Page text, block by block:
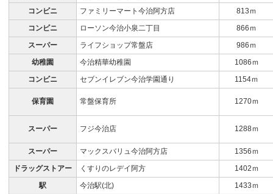
コンビニ
ファミリーマート今治阿方店
813ｍ
コンビニ
ローソン今治小泉二丁目
866ｍ
スーパー
ライフショップ常盤店
986ｍ
幼稚園
今治精華幼稚園
1086ｍ
コンビニ
セブンイレブン今治学園通り 1154ｍ
保育園 常盤保育所 1270ｍ
スーパー フジ今治店 1288ｍ
スーパー マックスバリュ今治阿方店
1356ｍ
ドラッグストアー
くすりのレデイ阿方
1402ｍ
駅
今治駅(北)
1433ｍ